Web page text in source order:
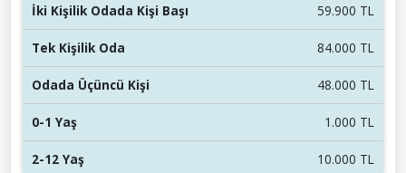
59.900 TL
84.000 TL
48.000 TL
1.000 TL
10.000 TL